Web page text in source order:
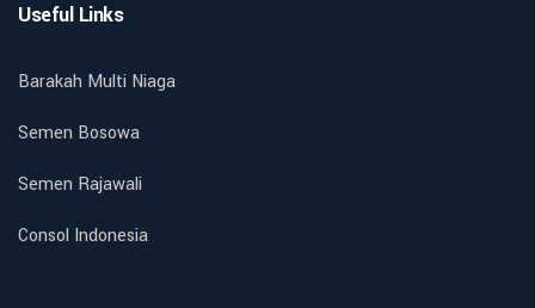
Useful Links
Barakah Multi Niaga
Semen Bosowa
Semen Rajawali
Consol Indonesia